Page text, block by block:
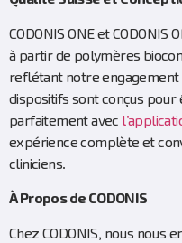
CODONIS ONE et CODONIS
à partir de polymères
reflétant notre engagement
dispositifs sont conçus pour
parfaitement avec
expérience complète et
cliniciens.
À Propos de CODONIS
Chez CODONIS, nous nous